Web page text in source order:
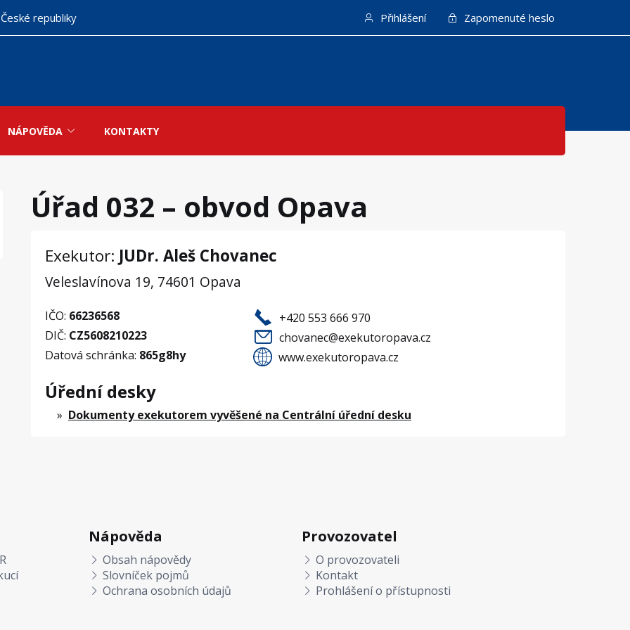
republiky Přihlášení Zapomenuté heslo
NÁPOVĚDA KONTAKTY
Úřad 032 – obvod Opava
Exekutor: JUDr. Aleš Chovanec
Veleslavínova 19, 74601 Opava
IČO: 66236568
DIČ: CZ5608210223
Datová schránka: 865g8hy
+420 553 666 970
chovanec@exekutoropava.cz
www.exekutoropava.cz
Úřední desky
Dokumenty exekutorem vyvěšené na Centrální úřední desku
Nápověda
Obsah nápovědy
Slovníček pojmů
Ochrana osobních údajů
Provozovatel
O provozovateli
Kontakt
Prohlášení o přístupnosti